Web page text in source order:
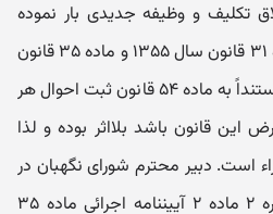
تکلیف و وظیفه جدیدی بار نموده
است که هیچ مغایرتی با ماده ۳۱ قانون سال ۱۳۵۵ و ماده ۳۵ قانون
سال ۱۳۶۳ وجود نداشته و مستنداً به ماده ۵۴ قانون ثبت احوال هر
این قانون باشد بلااثر بوده و لذا
است. دبیر محترم شورای نگهبان در
خصوص ادعای مغایرت تبصره ۲ ماده ۲ آیین‎نامه اجرائی ماده ۳۵